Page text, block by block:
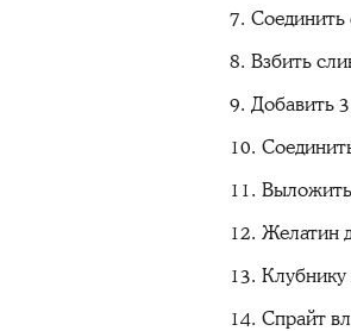
Соединить
Взбить
Добавить
Выложить
Желатин
Клубнику
Спрайт